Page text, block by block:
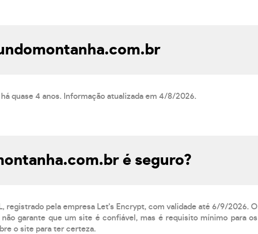
quase 4 anos. Informação atualizada em 4/8/2026.
é seguro?
registrado pela empresa Let's Encrypt, com validade até 6/9/2026. O
garante que um site é confiável, mas é requisito mínimo para os
o site para ter certeza.